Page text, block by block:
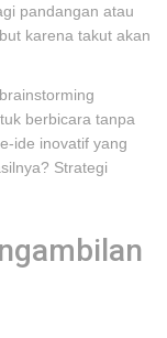
pandangan atau
karena takut akan
berbicara tanpa
ide inovatif yang
Strategi